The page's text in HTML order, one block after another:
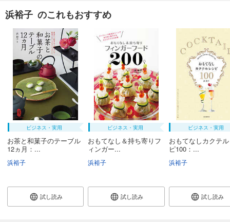
浜裕子 のこれもおすすめ
ビジネス・実用
お茶と和菓子のテーブル
12ヵ月：...
浜裕子
試し読み
ビジネス・実用
おもてなし＆持ち寄りフ
ィンガー...
浜裕子
試し読み
ビジネス・実用
おもてなしカクテ
ピ100：...
浜裕子
試し読み